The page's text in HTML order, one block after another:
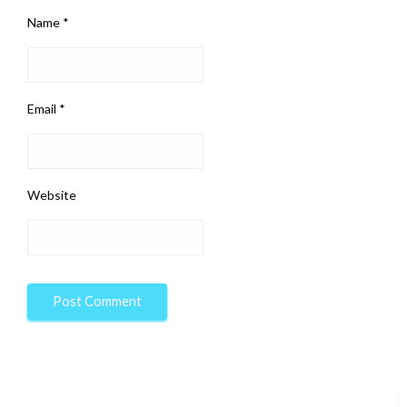
Name *
Email *
Website